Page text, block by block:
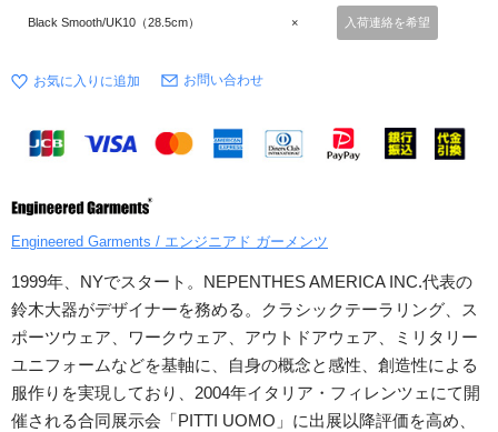
Black Smooth/UK10（28.5cm） × 入荷連絡を希望
お問い合わせ
Engineered Garments / エンジニアド ガーメンツ
1999年、NYでスタート。NEPENTHES AMERICA INC.代表の
鈴木大器がデザイナーを務める。クラシックテーラリング、ス
ポーツウェア、ワークウェア、アウトドアウェア、ミリタリー
ユニフォームなどを基軸に、自身の概念と感性、創造性による
服作りを実現しており、2004年イタリア・フィレンツェにて開
催される合同展示会「PITTI UOMO」に出展以降評価を高め、